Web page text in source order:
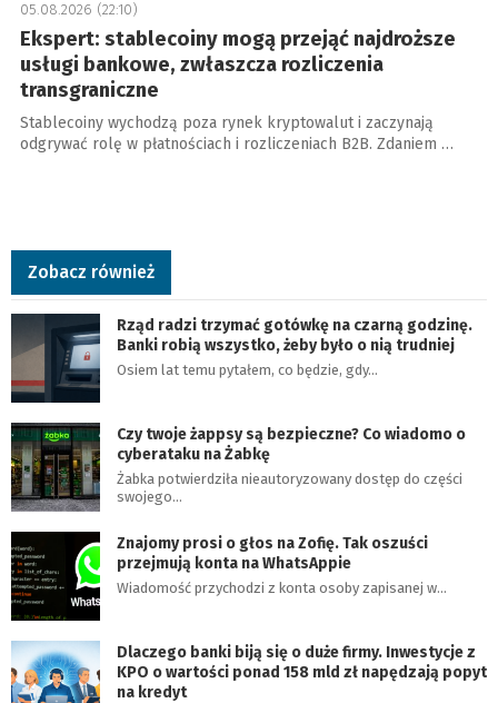
05.08.2026 (22:10)
Ekspert: stablecoiny mogą przejąć najdroższe
usługi bankowe, zwłaszcza rozliczenia
transgraniczne
Stablecoiny wychodzą poza rynek kryptowalut i zaczynają
odgrywać rolę w płatnościach i rozliczeniach B2B. Zdaniem …
Zobacz również
Rząd radzi trzymać gotówkę na czarną godzinę.
Banki robią wszystko, żeby było o nią trudniej
Osiem lat temu pytałem, co będzie, gdy…
Czy twoje żappsy są bezpieczne? Co wiadomo o
cyberataku na Żabkę
Żabka potwierdziła nieautoryzowany dostęp do części
swojego…
Znajomy prosi o głos na Zofię. Tak oszuści
przejmują konta na WhatsAppie
Wiadomość przychodzi z konta osoby zapisanej w…
Dlaczego banki biją się o duże firmy. Inwestycje z
KPO o wartości ponad 158 mld zł napędzają popyt
na kredyt